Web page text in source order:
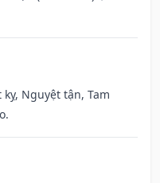
Nguyệt tận, Tam